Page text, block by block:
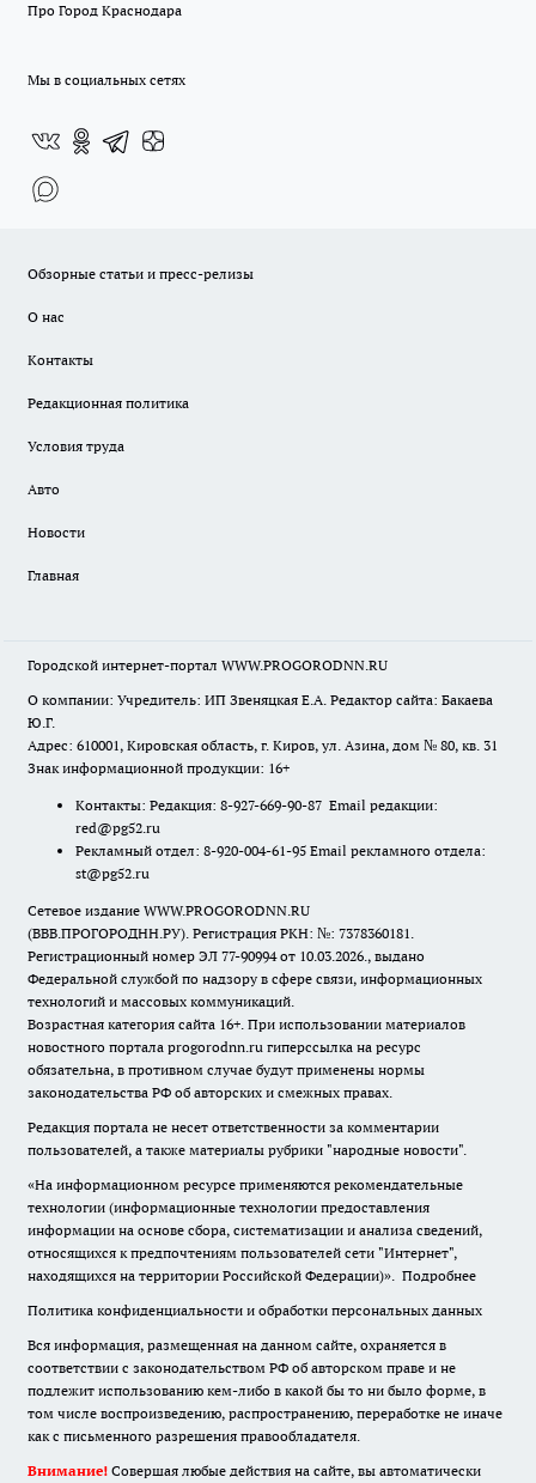
Про Город Краснодара
Мы в социальных сетях
Обзорные статьи и пресс-релизы
О нас
Контакты
Редакционная политика
Условия труда
Авто
Новости
Главная
Городской интернет-портал WWW.PROGORODNN.RU
О компании: Учредитель: ИП Звеняцкая Е.А. Редактор сайта: Бакаева
Ю.Г.
Адрес: 610001, Кировская область, г. Киров, ул. Азина, дом № 80, кв. 31
Знак информационной продукции: 16+
Контакты: Редакция: 8-927-669-90-87 Email редакции:
red@pg52.ru
Рекламный отдел: 8-920-004-61-95 Email рекламного отдела:
st@pg52.ru
Сетевое издание WWW.PROGORODNN.RU
(ВВВ.ПРОГОРОДНН.РУ). Регистрация РКН: №: 7378360181.
Регистрационный номер ЭЛ 77-90994 от 10.03.2026., выдано
Федеральной службой по надзору в сфере связи, информационных
технологий и массовых коммуникаций.
Возрастная категория сайта 16+. При использовании материалов
новостного портала progorodnn.ru гиперссылка на ресурс
обязательна, в противном случае будут применены нормы
законодательства РФ об авторских и смежных правах.
Редакция портала не несет ответственности за комментарии
пользователей, а также материалы рубрики "народные новости".
«На информационном ресурсе применяются рекомендательные
технологии (информационные технологии предоставления
информации на основе сбора, систематизации и анализа сведений,
относящихся к предпочтениям пользователей сети "Интернет",
находящихся на территории Российской Федерации)». Подробнее
Политика конфиденциальности и обработки персональных данных
Вся информация, размещенная на данном сайте, охраняется в
соответствии с законодательством РФ об авторском праве и не
подлежит использованию кем-либо в какой бы то ни было форме, в
том числе воспроизведению, распространению, переработке не иначе
как с письменного разрешения правообладателя.
Внимание! Совершая любые действия на сайте, вы автоматически